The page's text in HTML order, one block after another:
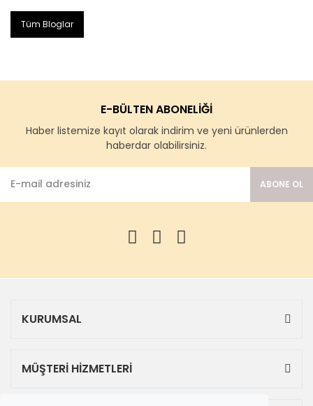
Tüm Bloglar
E-BÜLTEN ABONELİĞİ
Haber listemize kayıt olarak indirim ve yeni ürünlerden
haberdar olabilirsiniz.
ABONE OL
KURUMSAL
MÜŞTERİ HİZMETLERİ